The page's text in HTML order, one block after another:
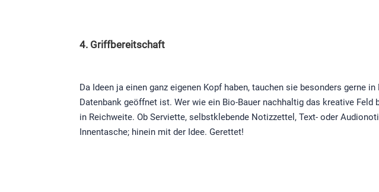
4. Griffbereitschaft
Da Ideen ja einen ganz eigenen Kopf haben, tauchen sie besonders gerne
Datenbank geöffnet ist. Wer wie ein Bio-Bauer nachhaltig das kreative
in Reichweite. Ob Serviette, selbstklebende Notizzettel, Text- oder
Innentasche; hinein mit der Idee. Gerettet!